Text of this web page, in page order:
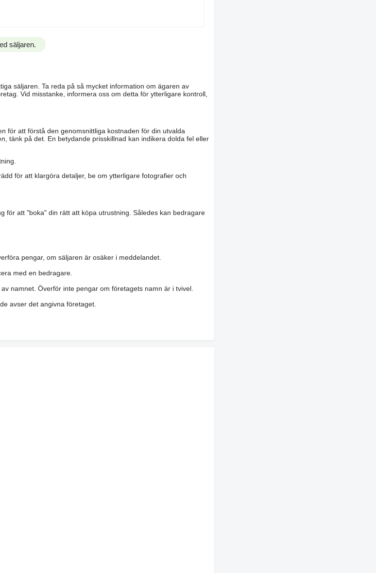
säljaren.
säljaren. Ta reda på så mycket information om ägaren av
Vid misstanke, informera oss om detta för ytterligare kontroll,
för att förstå den genomsnittliga kostnaden för din utvalda
tänk på det. En betydande prisskillnad kan indikera dolda fel eller
för att klargöra detaljer, be om ytterligare fotografier och
för att "boka" din rätt att köpa utrustning. Således kan bedragare
pengar, om säljaren är osäker i meddelandet.
med en bedragare.
namnet. Överför inte pengar om företagets namn är i tvivel.
avser det angivna företaget.